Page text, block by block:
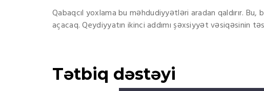
Qabaqcıl yoxlama bu məhdudiyyətləri aradan qaldırır.
açacaq. Qeydiyyatın ikinci addımı şəxsiyyət vəsiqəsinin
Tətbiq dəstəyi